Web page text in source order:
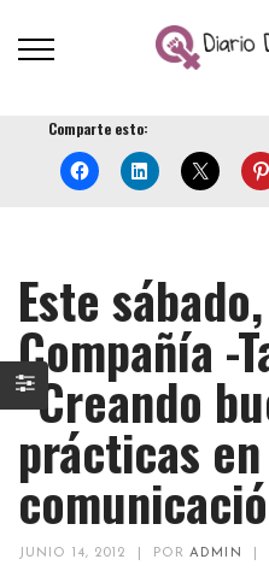
Comparte esto:
Este
Compañía -
“Creando
prácticas en
JUNIO 14, 2012 PORADMIN